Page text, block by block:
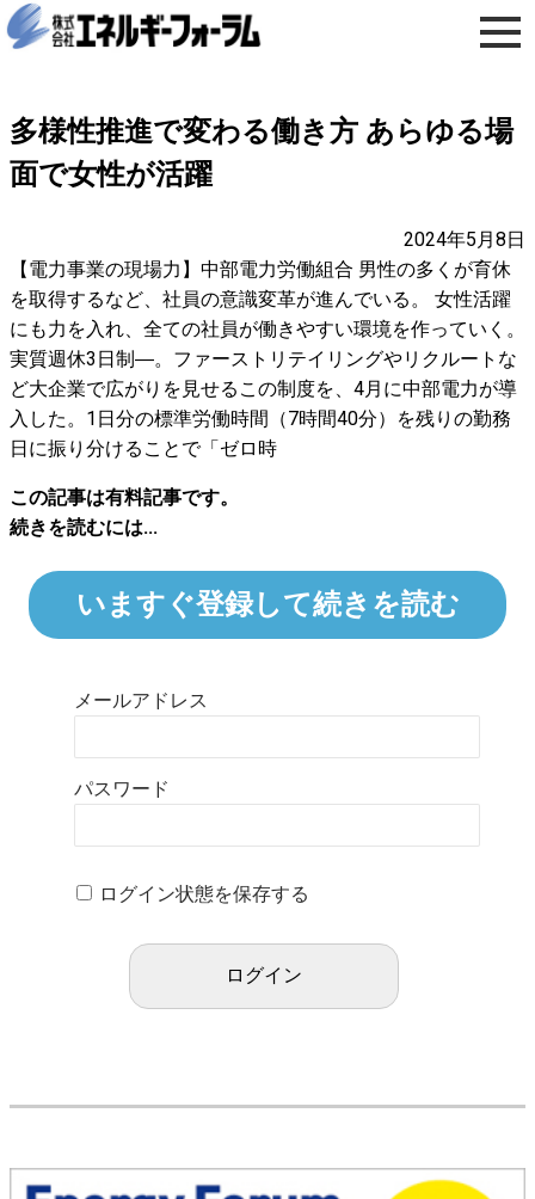
多様性推進で変わる働き方 あらゆる場
面で女性が活躍
2024年5月8日
【電力事業の現場力】中部電力労働組合 男性の多くが育休
を取得するなど、社員の意識変革が進んでいる。 女性活躍
にも力を入れ、全ての社員が働きやすい環境を作っていく。
実質週休3日制―。ファーストリテイリングやリクルートな
ど大企業で広がりを見せるこの制度を、4月に中部電力が導
入した。1日分の標準労働時間（7時間40分）を残りの勤務
日に振り分けることで「ゼロ時
この記事は有料記事です。
続きを読むには...
いますぐ登録して続きを読む
メールアドレス
パスワード
ログイン状態を保存する